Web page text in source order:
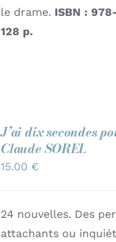
le drame. ISBN :
128 p.
J’ai dix secondes
Claude SOREL
15.00 €
24 nouvelles. Des
attachants ou